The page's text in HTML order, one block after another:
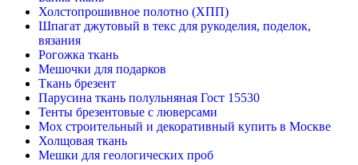
Холстопрошивное полотно (ХПП)
Шпагат джутовый в текс для рукоделия, поделок,
вязания
Рогожка ткань
Мешочки для подарков
Ткань брезент
Парусина ткань полульняная Гост 15530
Тенты брезентовые с люверсами
Мох строительный и декоративный купить в Москве
Холщовая ткань
Мешки для геологических проб